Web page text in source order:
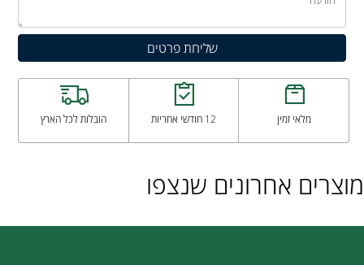
מלאי זמין 12 חודשי אחריות הובלות לכל הארץ
מוצרים אחרונים שנצפו